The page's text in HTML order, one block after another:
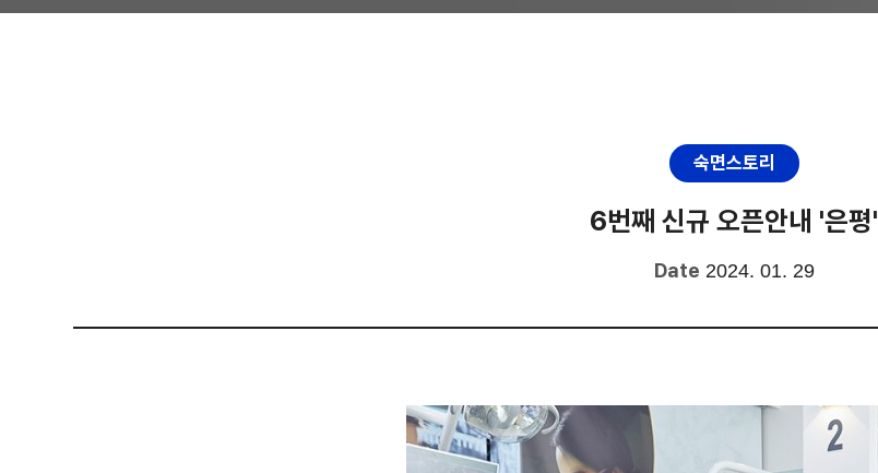
숙면스토리
6번째 신규 오픈안내 '은평'
Date 2024. 01. 29